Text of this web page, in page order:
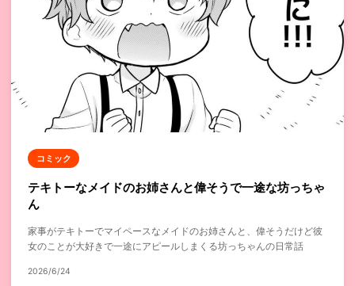
コミック
テキトーなメイドのお姉さんと偉そうで一途な坊っちゃ
ん
家事がテキトーでマイペースなメイドのお姉さんと、偉そうだけど彼
女のことが大好きで一途にアピールしまくる坊っちゃんの日常話
2026/6/24